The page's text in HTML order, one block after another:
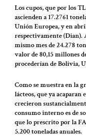
Los cupos, que por los
ascienden a 17.2761
Unión Europea, y en
respectivamente (Dian).
mismo mes de 24.278
valor de 80,15 millones
procederían de Bolivia,
Como se muestra en la
lácteos, que ya
crecieron
consumo interno es de
que lo prescrito por la
5.200 toneladas anuales.